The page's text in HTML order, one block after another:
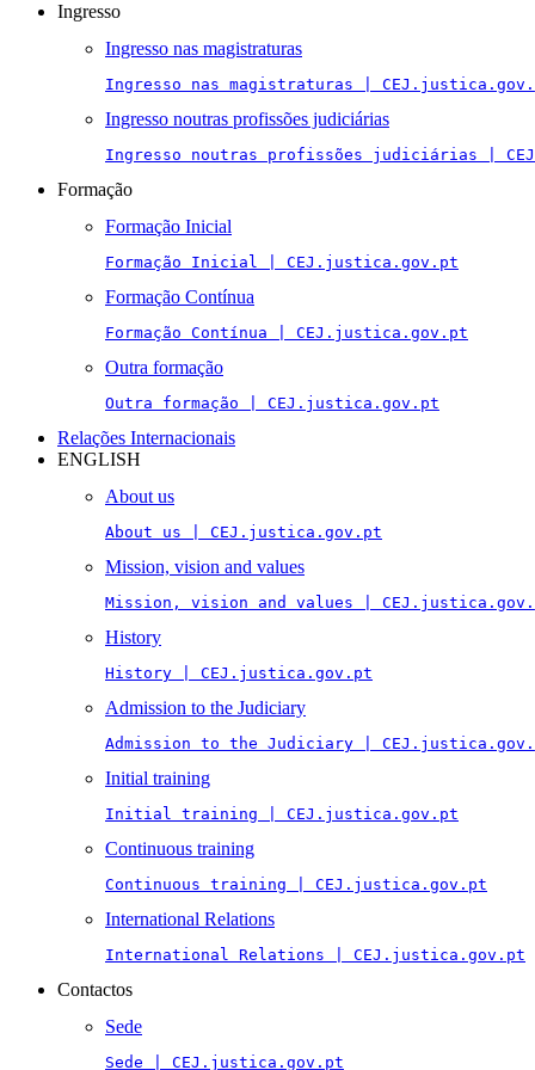
Ingresso
Ingresso nas magistraturas
Ingresso nas magistraturas |
Ingresso noutras profissões judiciárias
Ingresso noutras profissões judiciárias |
Formação
Formação Inicial
Formação Inicial | CEJ.justica.gov.pt
Formação Contínua
Formação Contínua | CEJ.justica.gov.pt
Outra formação
Outra formação | CEJ.justica.gov.pt
Relações Internacionais
ENGLISH
About us
About us | CEJ.justica.gov.pt
Mission, vision and values
Mission, vision and values |
History
History | CEJ.justica.gov.pt
Admission to the Judiciary
Admission to the Judiciary |
Initial training
Initial training | CEJ.justica.gov.pt
Continuous training
Continuous training | CEJ.justica.gov.pt
International Relations
International Relations | CEJ.justica.gov.pt
Contactos
Sede
Sede | CEJ.justica.gov.pt